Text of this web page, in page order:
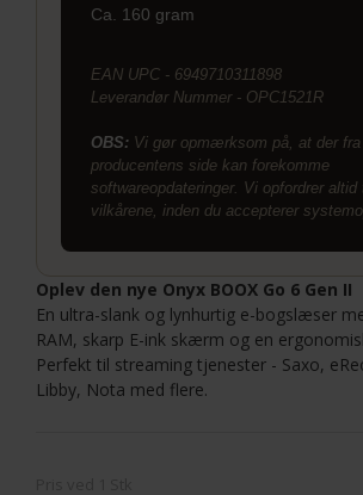
Ca. 160 gram
EAN UPC - 6949710311898
Leverandør Nummer - OPC1521R
OBS: Vi gør opmærksom på, at der fra
producentens side kan forekomme
softwareopdateringer. Vi opfordrer
vilkårene, inden du accepterer
Oplev den nye Onyx BOOX Go 6 Gen II
En ultra-slank og lynhurtig e-bogslæser
RAM, skarp E-ink skærm og en
Perfekt til streaming tjenester - Saxo,
Libby, Nota med flere.